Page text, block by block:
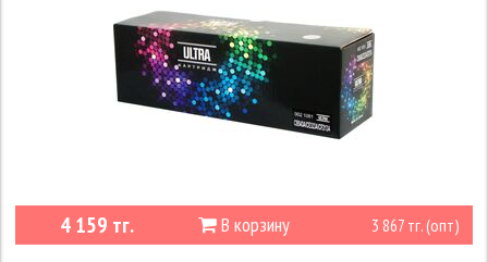
В корзину
4 159 тг. 3 867 тг. (опт)